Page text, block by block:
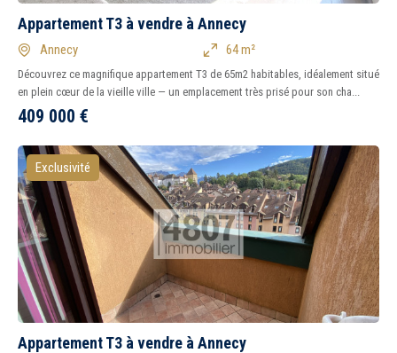
Appartement T3 à vendre à Annecy
Annecy 64 m²
Découvrez ce magnifique appartement T3 de 65m2 habitables, idéalement situé
en plein cœur de la vieille ville — un emplacement très prisé pour son cha...
409 000 €
Exclusivité
Appartement T3 à vendre à Annecy